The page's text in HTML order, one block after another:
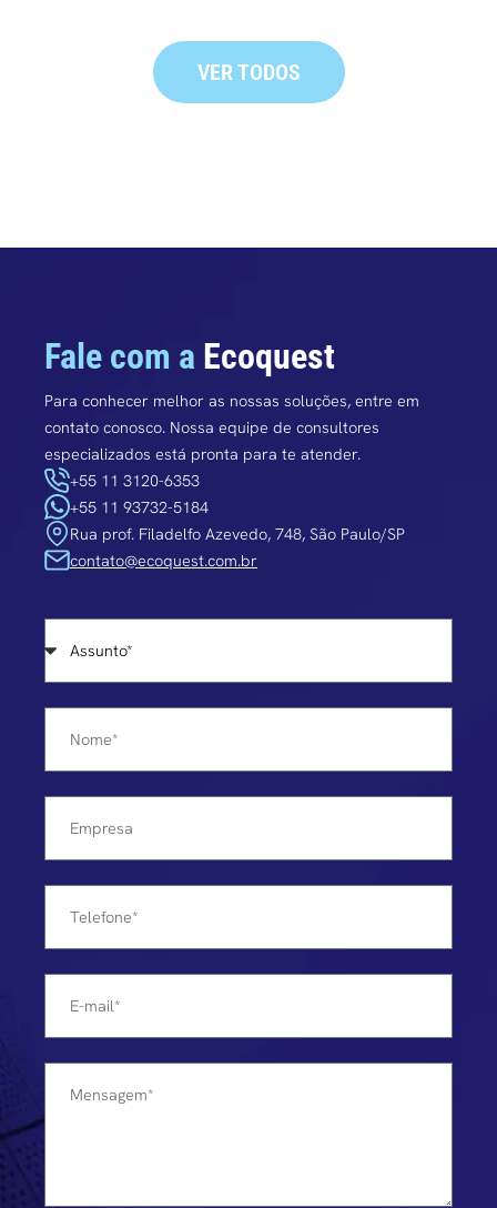
VER TODOS
Fale com a Ecoquest
Para conhecer melhor as nossas soluções, entre em
contato conosco. Nossa equipe de consultores
especializados está pronta para te atender.
+55 11 3120-6353
+55 11 93732-5184
Rua prof. Filadelfo Azevedo, 748, São Paulo/SP
contato@ecoquest.com.br